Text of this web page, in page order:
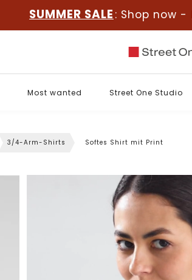
SUMMER SALE : Shop now -
Most wanted Street One Studio
3/4-Arm-Shirts Softes Shirt mit Print